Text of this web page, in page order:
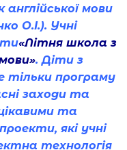
англійської мови
О.І.). Учні
«Літня школа з
. Діти з
тільки програму
заходи та
та
які учні
технологія